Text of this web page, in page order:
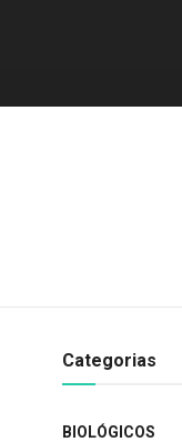
Categorias
BIOLÓGICOS